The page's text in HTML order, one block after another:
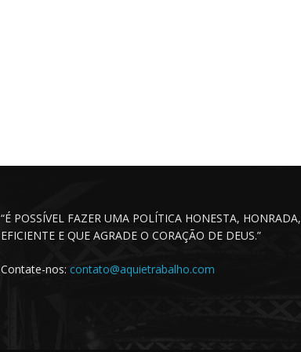
“É POSSÍVEL FAZER UMA POLÍTICA HONESTA, HONRADA,
EFICIENTE E QUE AGRADE O CORAÇÃO DE DEUS.”
Contate-nos: contato@aquietrabalho.com